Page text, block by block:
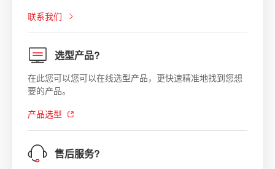
联系我们
选型产品?
在此您可以您可以在线选型产品，更快速精准地找到您想
要的产品。
产品选型
售后服务?